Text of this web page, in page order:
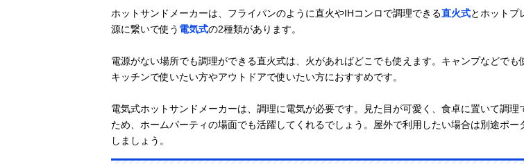
ホットサンドメーカーは、フライパンのように直火やIHコンロで調理できる直火式とホットプ
源に繋いで使う 電気式の2種類があります。
電源がない場所でも調理ができる直火式は、火があればどこでも使えます。キャンプなどでも
キッチンで使いたい方やアウトドアで使いたい方におすすめです。
電気式ホットサンドメーカーは、調理に電気が必要です。見た目が可愛く、食卓に置いて調理
ため、ホームパーティの場面でも活躍してくれるでしょう。屋外で利用したい場合は別途ポー
しましょう。